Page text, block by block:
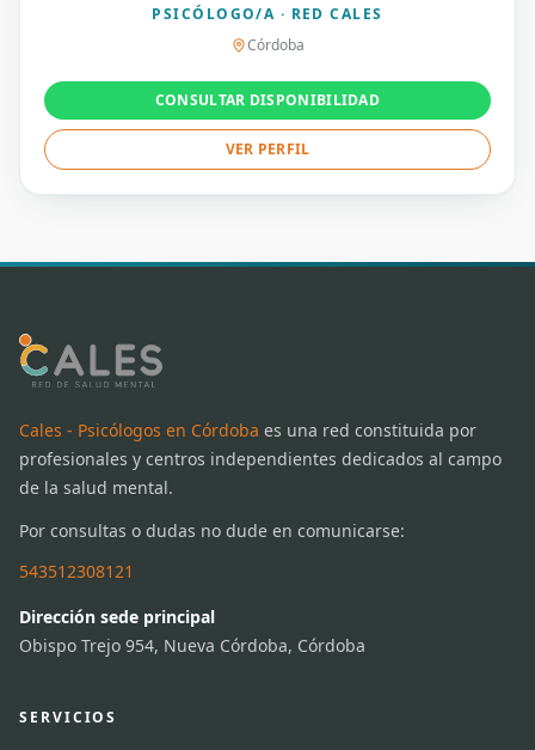
PSICÓLOGO/A · RED CALES
Córdoba
CONSULTAR DISPONIBILIDAD
VER PERFIL
Cales - Psicólogos en Córdoba es una red constituida por
profesionales y centros independientes dedicados al campo
de la salud mental.
Por consultas o dudas no dude en comunicarse:
543512308121
Dirección sede principal
Obispo Trejo 954, Nueva Córdoba, Córdoba
SERVICIOS